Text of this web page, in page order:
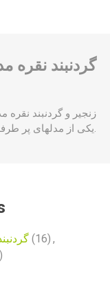
گردنبند نقره مدل
زنجیر و گردنبند نقره مدل
(16) ,